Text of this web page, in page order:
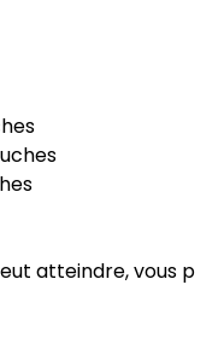
atteindre, vous p